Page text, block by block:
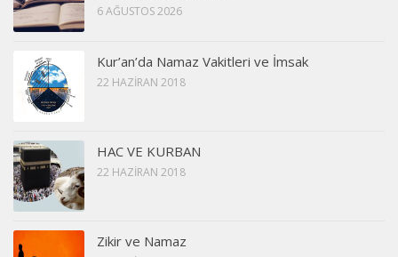
6 AĞUSTOS 2026
Kur’an’da Namaz Vakitleri ve İmsak
22 HAZIRAN 2018
HAC VE KURBAN
22 HAZIRAN 2018
Zikir ve Namaz